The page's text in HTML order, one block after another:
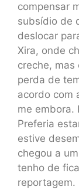
compensar
subsídio de
deslocar
Xira, onde
creche, mas
perda de
acordo com
me embora.
Preferia
estive
chegou a
tenho de
reportagem.